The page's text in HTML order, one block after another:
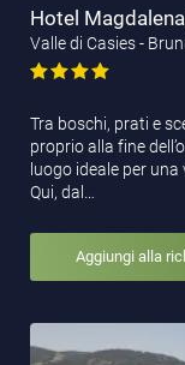
Hotel
Valle di Casies -
Tra boschi, prati e
proprio alla fine
luogo ideale per
Qui, dal…
Aggiungi alla